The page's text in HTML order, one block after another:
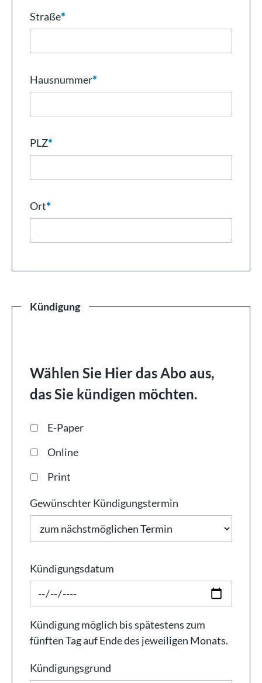
Straße*
Hausnummer*
PLZ*
Ort*
Kündigung
Wählen Sie Hier das Abo aus,
das Sie kündigen möchten.
E-Paper
Online
Print
Gewünschter Kündigungstermin
Kündigungsdatum
Kündigung möglich bis spätestens zum
fünften Tag auf Ende des jeweiligen Monats.
Kündigungsgrund